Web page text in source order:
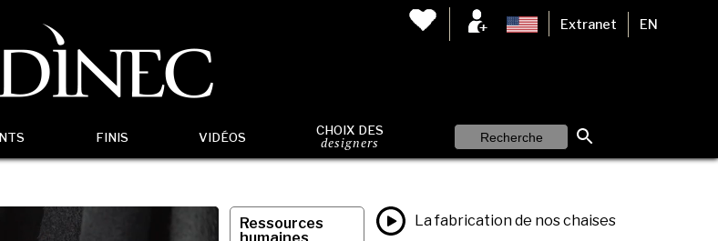
Extranet EN
FINIS VIDÉOS CHOIX DES
designers
Ressources
La fabrication de nos chaises